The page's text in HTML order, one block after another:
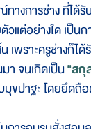
งการช่าง ที่ได้รั
วแต่อย่างใด เ
เพราะครูช่าง
า จนเกิดเป็น"สกุ
ขปาฐะ โดยยึดถื